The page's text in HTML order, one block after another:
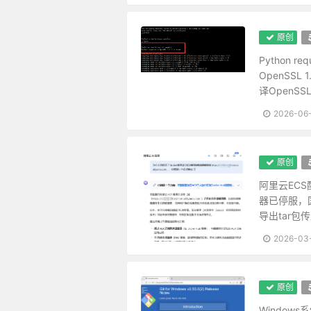
藜口苋肠者，多冰清玉洁；衮衣玉
面前的田地要放得宽，使人无不平
径路窄处，留一步与人行；滋味浓
作人无甚高远事业，摆脱得俗情
交友须带三分侠气，做人要存一点
盖世功劳，当不得一个“矜”字；弥
完名美节，不宜独任，分些与人，
事事留个有余不尽的意思，便造物
家庭有个真佛，日用有种真道；人
好动者云电风灯，嗜寂者死灰槁木
攻人之恶毋太严，要思其堪受；教
矜高居傲，无非客气；降服得客气
饱后思味，则浓淡之境都消；色后
之
路
于
探
索
际
应
原创
Python
OpenSSL
译
2026-
原创
阿里云
器已停服，
导出tar包
2026-
原创